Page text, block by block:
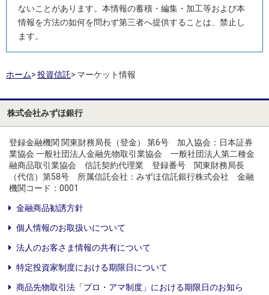
ないことがあります。本情報の蓄積・編集・加工等および本
情報を方法の如何を問わず第三者へ提供することは、禁止し
ます。
ホーム>投資信託> マーケット情報
株式会社みずほ銀行
登録金融機関 関東財務局長（登金） 第6号 加入協会：日本証券
業協会 一般社団法人金融先物取引業協会 一般社団法人第二種金
融商品取引業協会 信託契約代理業 登録番号 関東財務局長
（代信）第58号 所属信託会社：みずほ信託銀行株式会社 金融
機関コード：0001
金融商品勧誘方針
個人情報のお取扱いについて
法人のお客さま情報の共有について
特定投資家制度における期限日について
商品先物取引法「プロ・アマ制度」における期限日のお知ら